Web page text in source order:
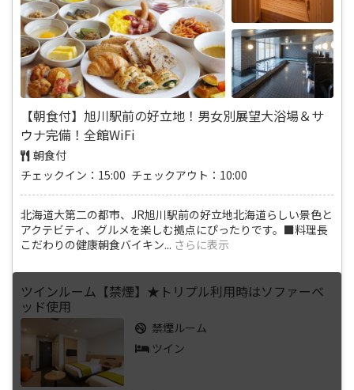
【朝食付】旭川駅前の好立地！男女別展望大浴場＆サ
ウナ完備！全館WiFi
朝食付
チェックイン：15:00 チェックアウト：10:00
北海道大第二の都市、JR旭川駅前の好立地北海道らしい景色と
アクテビティ、グルメを楽しむ拠点にぴったりです。■料理長
こだわりの健康朝食バイキン... さらに表示
ツインルーム【禁煙】★トリプル利用時はソファーベ
ッド使用
禁煙ルーム
ツイン